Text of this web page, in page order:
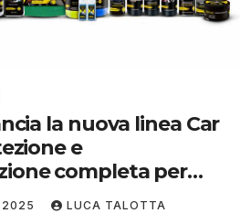
la nuova linea Car
e
completa per
2025 LUCA TALOTTA